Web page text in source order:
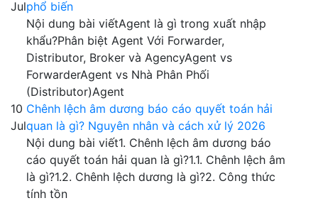
Julphổ biến
Nội dung bài viếtAgent là gì trong xuất nhập
khẩu?Phân biệt Agent Với Forwarder,
Distributor, Broker và AgencyAgent vs
ForwarderAgent vs Nhà Phân Phối
(Distributor)Agent
10
Jul
Chênh lệch âm dương báo cáo quyết toán hải
quan là gì? Nguyên nhân và cách xử lý 2026
Nội dung bài viết1. Chênh lệch âm dương báo
cáo quyết toán hải quan là gì?1.1. Chênh lệch âm
là gì?1.2. Chênh lệch dương là gì?2. Công thức
tính tồn